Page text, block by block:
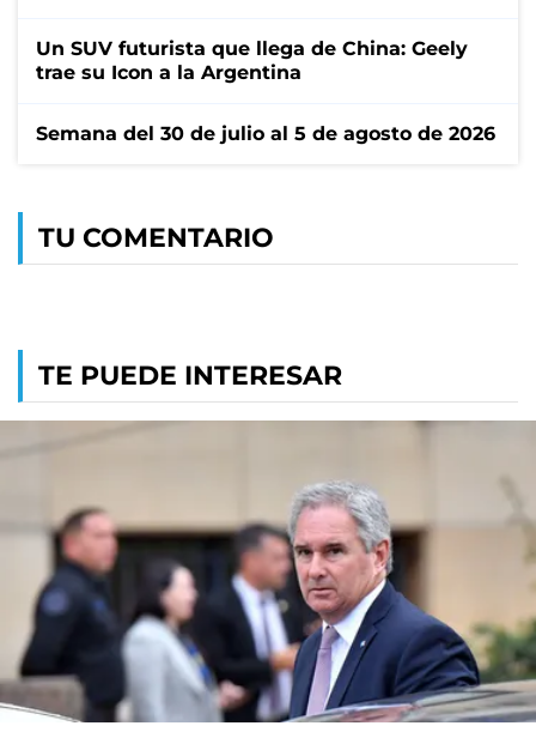
Un SUV futurista que llega de China: Geely
trae su Icon a la Argentina
Semana del 30 de julio al 5 de agosto de 2026
TU COMENTARIO
TE PUEDE INTERESAR